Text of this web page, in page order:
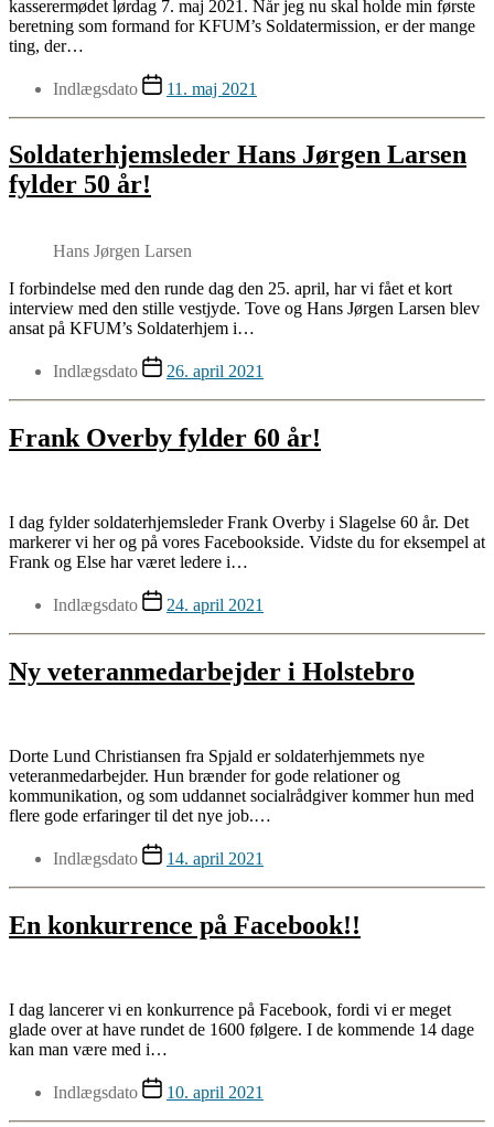
kasserermødet lørdag 7. maj 2021. Når jeg nu skal holde min første
beretning som formand for KFUM’s Soldatermission, er der mange
ting, der…
Indlægsdato 11. maj 2021
Soldaterhjemsleder Hans Jørgen Larsen
fylder 50 år!
Hans Jørgen Larsen
I forbindelse med den runde dag den 25. april, har vi fået et kort
interview med den stille vestjyde. Tove og Hans Jørgen Larsen blev
ansat på KFUM’s Soldaterhjem i…
Indlægsdato 26. april 2021
Frank Overby fylder 60 år!
I dag fylder soldaterhjemsleder Frank Overby i Slagelse 60 år. Det
markerer vi her og på vores Facebookside. Vidste du for eksempel at
Frank og Else har været ledere i…
Indlægsdato 24. april 2021
Ny veteranmedarbejder i Holstebro
Dorte Lund Christiansen fra Spjald er soldaterhjemmets nye
veteranmedarbejder. Hun brænder for gode relationer og
kommunikation, og som uddannet socialrådgiver kommer hun med
flere gode erfaringer til det nye job.…
Indlægsdato 14. april 2021
En konkurrence på Facebook!!
I dag lancerer vi en konkurrence på Facebook, fordi vi er meget
glade over at have rundet de 1600 følgere. I de kommende 14 dage
kan man være med i…
Indlægsdato 10. april 2021